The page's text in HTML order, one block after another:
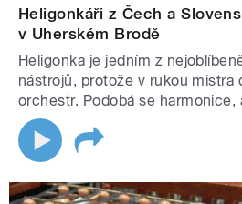
Heligonkáři z Čech a
v Uherském Brodě
Heligonka je jedním z
nástrojů, protože v rukou mistra
orchestr. Podobá se harmonice,